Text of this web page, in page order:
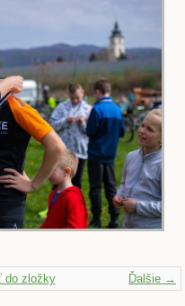
Ďalšie →
do zložky